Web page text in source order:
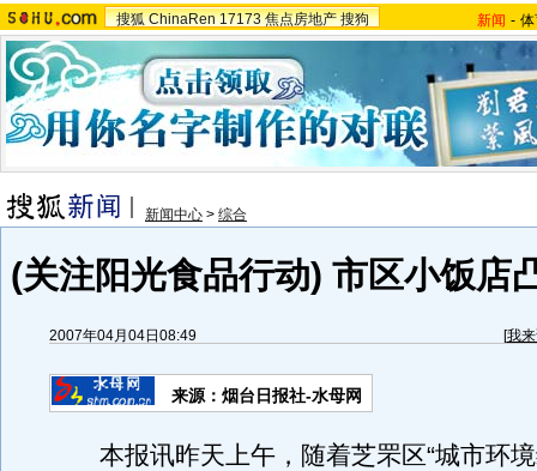
搜狐 ChinaRen 17173 焦点房地产 搜狗 新闻 -
新闻中心 > 综合
(关注阳光食品行动) 市区小饭店
2007年04月04日08:49 [我
来源：烟台日报社-水母网
本报讯昨天上午，随着芝罘区“城市环境